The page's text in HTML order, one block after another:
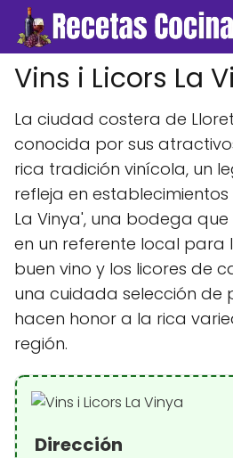
Vins i Licors La
La ciudad costera de
conocida por sus
rica tradición vinícola, un
refleja en establecimientos
La Vinya', una bodega
en un referente local para
buen vino y los licores de
una cuidada selección de
hacen honor a la rica
región.
Dirección